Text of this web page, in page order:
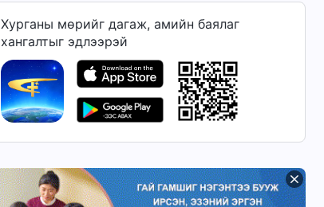
11:14
11:19
Өдөр тутмын Бурханы үг:
Бурханыг мэдэх нь | Эшлэл
83
7:44
Өдөр тутмын Бурханы үг:
84
Хурганы мөрийг дагаж, амийн баялаг
хангалтыг эдлээрэй